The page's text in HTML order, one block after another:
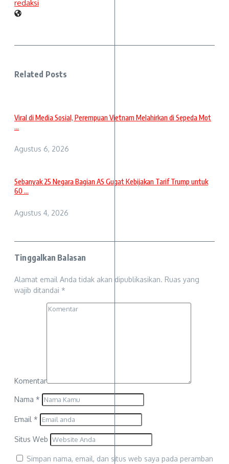
redaksi
Related Posts
Viral di Media Sosial, Perempuan Vietnam Melahirkan di Sepeda Mot
...
Agustus 6, 2026
Sebanyak 25 Negara Bagian AS Gugat Kebijakan Tarif Trump untuk
60 ...
Agustus 4, 2026
Tinggalkan Balasan
Alamat email Anda tidak akan dipublikasikan. Ruas yang
wajib ditandai *
Komentar
Nama *
Email *
Situs Web
Simpan nama, email, dan situs web saya pada peramban